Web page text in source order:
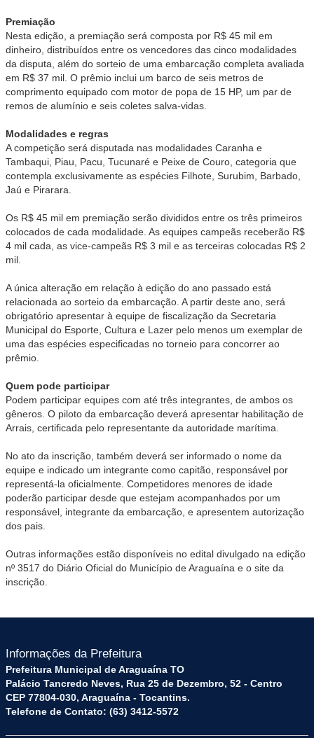
Premiação
Nesta edição, a premiação será composta por R$ 45 mil em
dinheiro, distribuídos entre os vencedores das cinco modalidades
da disputa, além do sorteio de uma embarcação completa avaliada
em R$ 37 mil. O prêmio inclui um barco de seis metros de
comprimento equipado com motor de popa de 15 HP, um par de
remos de alumínio e seis coletes salva-vidas.
Modalidades e regras
A competição será disputada nas modalidades Caranha e
Tambaqui, Piau, Pacu, Tucunaré e Peixe de Couro, categoria que
contempla exclusivamente as espécies Filhote, Surubim, Barbado,
Jaú e Pirarara.
Os R$ 45 mil em premiação serão divididos entre os três primeiros
colocados de cada modalidade. As equipes campeãs receberão R$
4 mil cada, as vice-campeãs R$ 3 mil e as terceiras colocadas R$ 2
mil.
A única alteração em relação à edição do ano passado está
relacionada ao sorteio da embarcação. A partir deste ano, será
obrigatório apresentar à equipe de fiscalização da Secretaria
Municipal do Esporte, Cultura e Lazer pelo menos um exemplar de
uma das espécies especificadas no torneio para concorrer ao
prêmio.
Quem pode participar
Podem participar equipes com até três integrantes, de ambos os
gêneros. O piloto da embarcação deverá apresentar habilitação de
Arrais, certificada pelo representante da autoridade marítima.
No ato da inscrição, também deverá ser informado o nome da
equipe e indicado um integrante como capitão, responsável por
representá-la oficialmente. Competidores menores de idade
poderão participar desde que estejam acompanhados por um
responsável, integrante da embarcação, e apresentem autorização
dos pais.
Outras informações estão disponíveis no edital divulgado na edição
nº 3517 do Diário Oficial do Município de Araguaína e o site da
inscrição.
Informações da Prefeitura
Prefeitura Municipal de Araguaína TO
Palácio Tancredo Neves, Rua 25 de Dezembro, 52 - Centro
CEP 77804-030, Araguaína - Tocantins.
Telefone de Contato: (63) 3412-5572